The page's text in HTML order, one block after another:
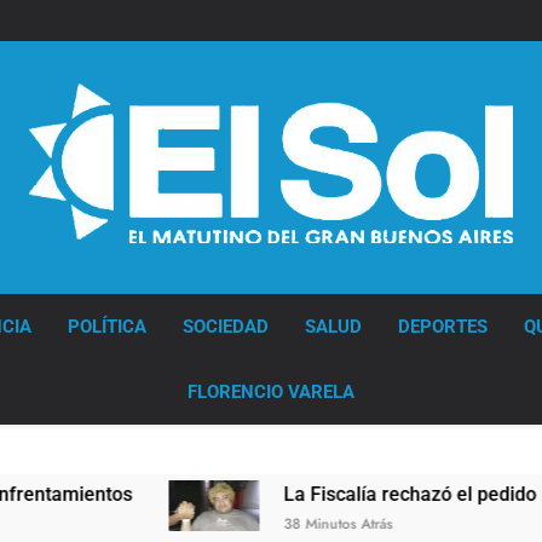
POLÍTICA SOCIEDAD SALUD DEPORTES
FLORENCIO VARELA
La Fiscalía rechazó el pedido para
38 Minutos Atrás